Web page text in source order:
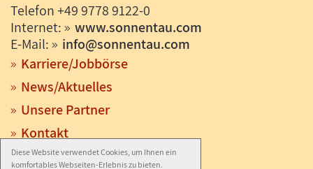
Diese Website verwendet Cookies, um Ihnen ein
komfortables Webseiten-Erlebnis zu bieten.
Telefon +49 9778 9122-0
Internet:
www.sonnentau.com
E-Mail:
info@sonnentau.com
Karriere/Jobbörse
News/Aktuelles
Unsere Partner
Kontakt
Anfahrt